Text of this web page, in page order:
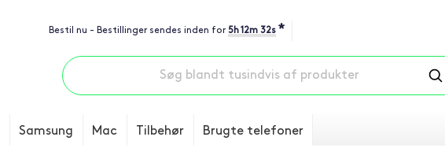
Bestil nu - Bestillinger sendes inden for 5h 12m 31s *
Samsung Mac Tilbehør Brugte telefoner